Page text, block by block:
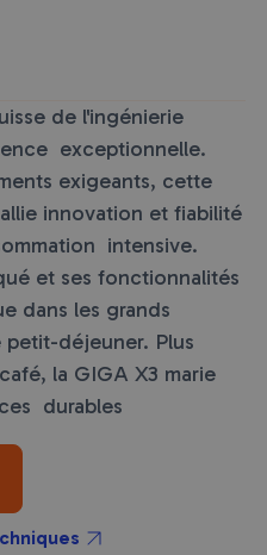
de l'ingénierie
exceptionnelle.
exigeants, cette
innovation et fiabilité
intensive.
et ses fonctionnalités
dans les grands
petit-déjeuner. Plus
la GIGA X3 marie
durables